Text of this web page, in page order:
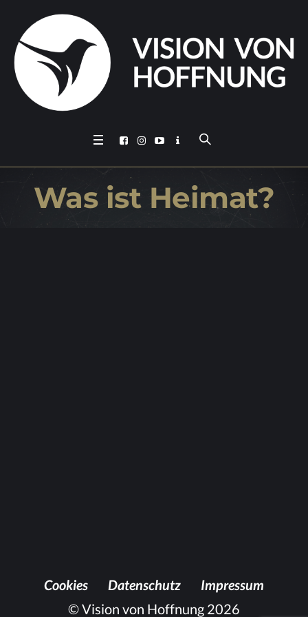
Was ist Heimat?
Coo­kies Da­ten­schutz
Im­pres­sum
© Vision von Hoffnung 2026